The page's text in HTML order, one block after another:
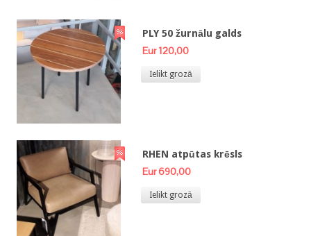
PLY 50 žurnālu galds
Eur 120,00
Ielikt grozā
RHEN atpūtas krēsls
Eur 690,00
Ielikt grozā